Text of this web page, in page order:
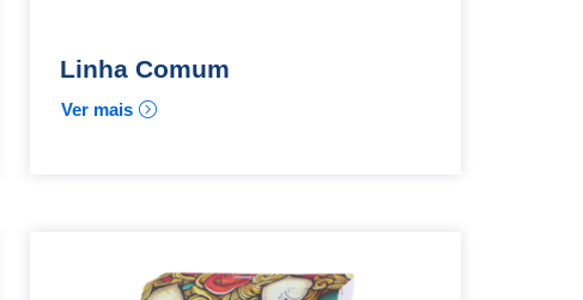
Linha Comum
Ver mais